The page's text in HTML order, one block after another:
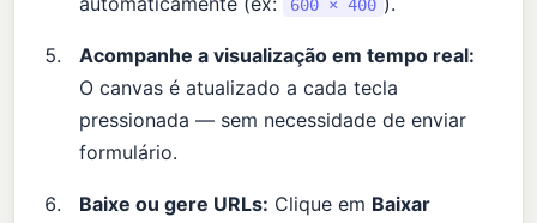
600 × 400
Acompanhe a visualização em tempo real:
O canvas é atualizado a cada tecla
pressionada — sem necessidade de enviar
formulário.
Baixe ou gere URLs: Clique em Baixar